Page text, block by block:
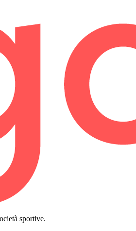
sportive.